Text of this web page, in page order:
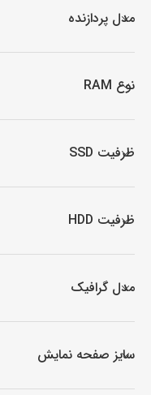
مدل پردازنده
نوع RAM
ظرفیت SSD
ظرفیت HDD
مدل گرافیک
سایز صفحه نمایش